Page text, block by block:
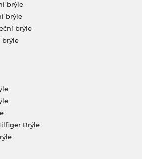
brýle
brýle
brýle
brýle
Brýle